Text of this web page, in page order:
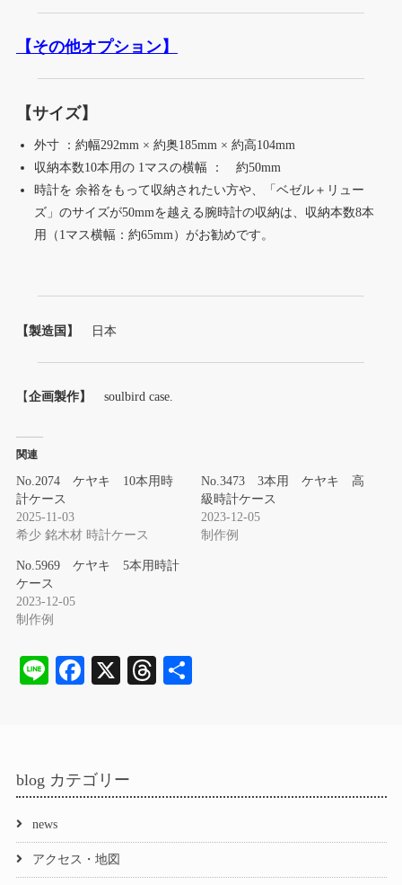
【その他オプション】
【サイズ】
外寸 ：約幅292mm × 約奥185mm × 約高104mm
収納本数10本用の 1マスの横幅 ： 約50mm
時計を 余裕をもって収納されたい方や、「ベゼル＋リュー
ズ」のサイズが50mmを越える腕時計の収納は、収納本数8本
用（1マス横幅：約65mm）がお勧めです。
【製造国】 日本
【企画製作】 soulbird case.
関連
No.2074 ケヤキ 10本用時
計ケース
2025-11-03
希少 銘木材 時計ケース
No.3473 3本用 ケヤキ 高
級時計ケース
2023-12-05
制作例
No.5969 ケヤキ 5本用時計
ケース
2023-12-05
制作例
Li
Fa
X
T
blog カテゴリー
news
アクセス・地図